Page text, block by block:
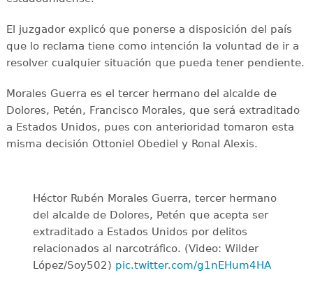
El juzgador explicó que ponerse a disposición del país
que lo reclama tiene como intención la voluntad de ir a
resolver cualquier situación que pueda tener pendiente.
Morales Guerra es el tercer hermano del alcalde de
Dolores, Petén, Francisco Morales, que será extraditado
a Estados Unidos, pues con anterioridad tomaron esta
misma decisión Ottoniel Obediel y Ronal Alexis.
Héctor Rubén Morales Guerra, tercer hermano
del alcalde de Dolores, Petén que acepta ser
extraditado a Estados Unidos por delitos
relacionados al narcotráfico. (Video: Wilder
López/Soy502) pic.twitter.com/g1nEHum4HA